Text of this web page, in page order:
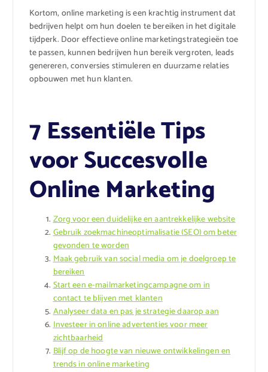
Kortom, online marketing is een krachtig instrument dat
bedrijven helpt om hun doelen te bereiken in het digitale
tijdperk. Door effectieve online marketingstrategieën toe
te passen, kunnen bedrijven hun bereik vergroten, leads
genereren, conversies stimuleren en duurzame relaties
opbouwen met hun klanten.
7 Essentiële Tips
voor Succesvolle
Online Marketing
Zorg voor een duidelijke en aantrekkelijke website
Gebruik zoekmachineoptimalisatie (SEO) om beter
gevonden te worden
Maak gebruik van social media om je doelgroep te
bereiken
Start een e-mailmarketingcampagne om in
contact te blijven met klanten
Analyseer data en pas je strategie daarop aan
Investeer in online advertenties voor meer
zichtbaarheid
Blijf op de hoogte van nieuwe ontwikkelingen en
trends in online marketing